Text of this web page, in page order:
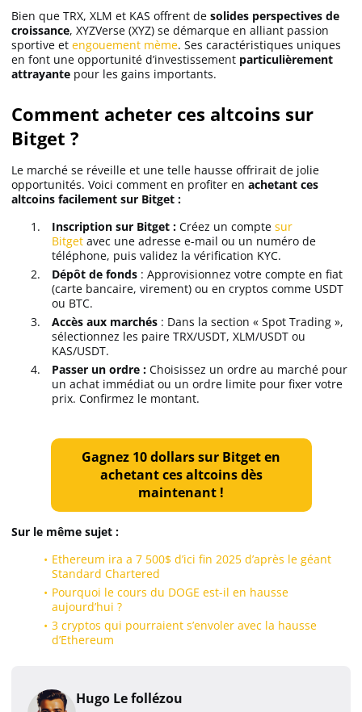
Bien que TRX, XLM et KAS offrent de solides perspectives de
croissance, XYZVerse (XYZ) se démarque en alliant passion
sportive et engouement mème. Ses caractéristiques uniques
en font une opportunité d’investissement particulièrement
attrayante pour les gains importants.
Comment acheter ces altcoins sur
Bitget ?
Le marché se réveille et une telle hausse offrirait de jolie
opportunités. Voici comment en profiter en achetant ces
altcoins facilement sur Bitget :
Inscription sur Bitget : Créez un compte sur
Bitget avec une adresse e-mail ou un numéro de
téléphone, puis validez la vérification KYC.
Dépôt de fonds : Approvisionnez votre compte en fiat
(carte bancaire, virement) ou en cryptos comme USDT
ou BTC.
Accès aux marchés : Dans la section « Spot Trading »,
sélectionnez les paire TRX/USDT, XLM/USDT ou
KAS/USDT.
Passer un ordre : Choisissez un ordre au marché pour
un achat immédiat ou un ordre limite pour fixer votre
prix. Confirmez le montant.
Gagnez 10 dollars sur Bitget en
achetant ces altcoins dès
maintenant !
Sur le même sujet :
Ethereum ira a 7 500$ d’ici fin 2025 d’après le géant
Standard Chartered
Pourquoi le cours du DOGE est-il en hausse
aujourd’hui ?
3 cryptos qui pourraient s’envoler avec la hausse
d’Ethereum
Hugo Le follézou